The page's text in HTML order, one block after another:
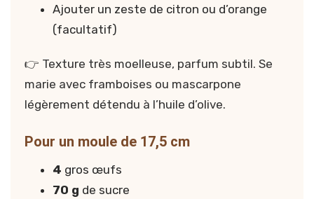
Ajouter un zeste de citron ou d’orange
(facultatif)
👉 Texture très moelleuse, parfum subtil. Se
marie avec framboises ou mascarpone
légèrement détendu à l’huile d’olive.
Pour un moule de 17,5 cm
4 gros œufs
70 g de sucre